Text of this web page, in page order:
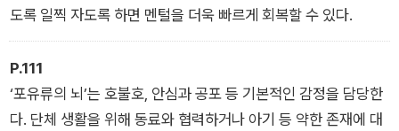
도록 일찍 자도록 하면 멘털을 더욱 빠르게 회복할 수 있다.
P.111
‘포유류의 뇌’는 호불호, 안심과 공포 등 기본적인 감정을 담당한
다. 단체 생활을 위해 동료와 협력하거나 아기 등 약한 존재에 대